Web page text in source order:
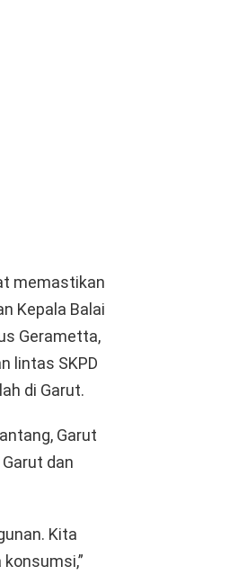
memastikan
Kepala Balai
Gerametta,
lintas SKPD
di Garut.
Garut
dan
Kita